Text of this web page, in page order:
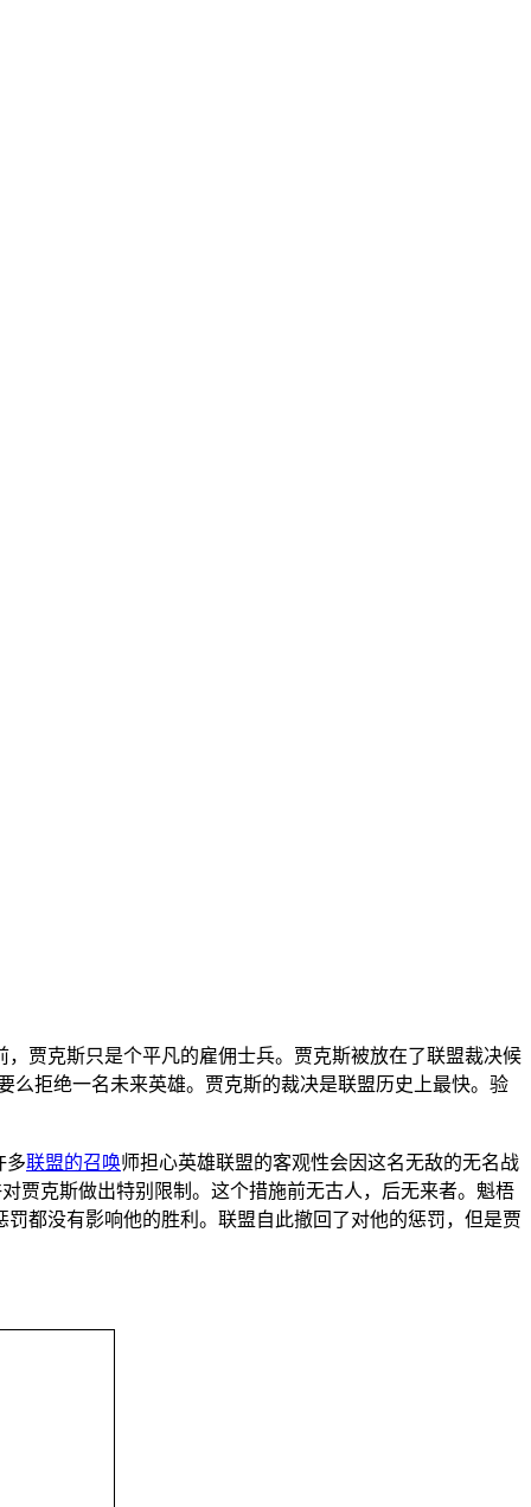
贾克斯只是个平凡的雇佣士兵。贾克斯被放在了联盟裁决候
拒绝一名未来英雄。贾克斯的裁决是联盟历史上最快。验
多联盟的召唤师担心英雄联盟的客观性会因这名无敌的无名战
贾克斯做出特别限制。这个措施前无古人，后无来者。魁梧
都没有影响他的胜利。联盟自此撤回了对他的惩罚，但是贾